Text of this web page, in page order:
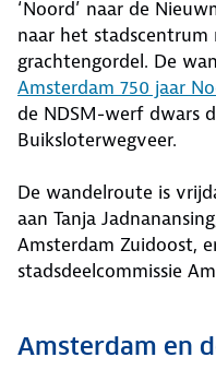
‘Noord’ naar de
naar het
grachtengordel. De
Amsterdam 750 jaar
de NDSM-werf dwars
Buiksloterwegveer.
De wandelroute is
aan Tanja
Amsterdam Zuidoost,
stadsdeelcommissie
Amsterdam en